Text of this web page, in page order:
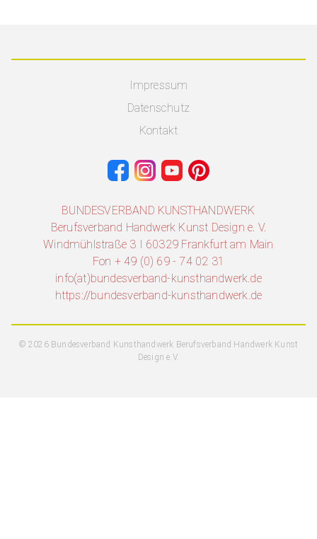
Impressum
Datenschutz
Kontakt
BUNDESVERBAND KUNSTHANDWERK
Berufsverband Handwerk Kunst Design e. V.
Windmühlstraße 3 I 60329 Frankfurt am Main
Fon + 49 (0) 69 - 74 02 31
info(at)bundesverband-kunsthandwerk.de
https://bundesverband-kunsthandwerk.de
© 2026 Bundesverband Kunsthandwerk Berufsverband Handwerk Kunst
Design e.V.